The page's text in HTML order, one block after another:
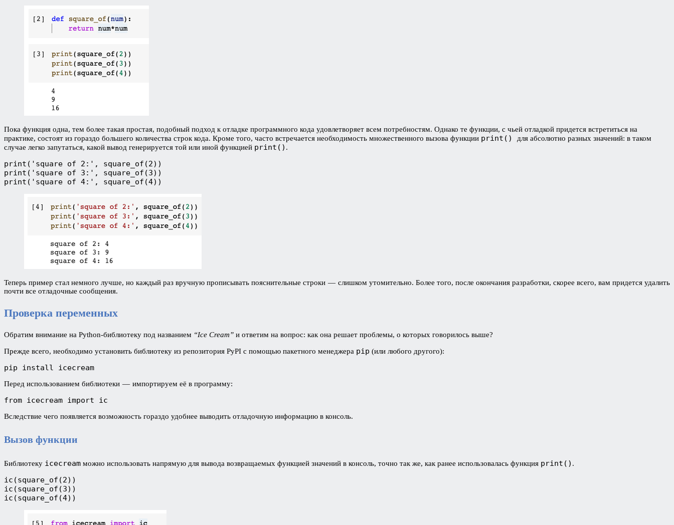
Пока функция одна, тем более такая простая, подобный подход к отладке программного кода удовлетворяет всем потребностям. Однако те функции, с чьей отладкой придется встретиться на
практике, состоят из гораздо большего количества строк кода. Кроме того, часто встречается необходимость множественного вызова функции print()
для абсолютно разных значений: в таком
случае легко запутаться, какой вывод генерируется той или иной функцией print() .
print('square of 2:', square_of(2))
print('square of 3:', square_of(3))
print('square of 4:', square_of(4))
Теперь пример стал немного лучше, но каждый раз вручную прописывать пояснительные строки — слишком утомительно. Более того, после окончания разработки, скорее всего, вам придется удалить
почти все отладочные сообщения.
Проверка переменных
Обратим внимание на Python-библиотеку под названием “Ice Cream” и ответим на вопрос: как она решает проблемы, о которых говорилось выше?
Прежде всего, необходимо установить библиотеку из репозитория PyPI с помощью пакетного менеджера pip (или любого другого):
pip install icecream
Перед использованием библиотеки — импортируем её в программу:
from icecream import ic
Вследствие чего появляется возможность гораздо удобнее выводить отладочную информацию в консоль.
Вызов функции
Библиотеку icecream можно использовать напрямую для вывода возвращаемых функцией значений в консоль, точно так же, как ранее использовалась функция print() .
ic(square_of(2))
ic(square_of(3))
ic(square_of(4))